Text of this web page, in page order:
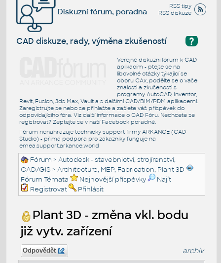
RSS tipy
RSS diskuze
Diskuzní fórum, poradna
?
CAD diskuze, rady, výměna zkušeností
Veřejné diskuzní fórum k CAD
aplikacím - ptejte se na
libovolné otázky týkající se
oboru CAx, podělte se o vaše
znalosti a zkušenosti s
programy AutoCAD, Inventor,
Revit, Fusion, 3ds Max, Vault a s dalšími CAD/BIM/PDM aplikacemi.
Zaregistrujte se nebo se přihlašte a zašlete váš příspěvek do
odpovídajícího fóra. Viz další informace o CAD Fóru. Nechcete se
registrovat? Zeptejte se v naší Facebook poradně.
Fórum nenahrazuje technický support firmy ARKANCE (CAD
Studio) - přímá podpora pro zákazníky funguje na
emea.support.arkance.world
Fórum >Autodesk - stavebnictví, strojírenství,
CAD/GIS >Architecture, MEP, Fabrication, Plant 3D
Fórum Témata
Nejnovější příspěvky
Najít
Registrovat
Přihlásit
Plant 3D - změna vkl. bodu
již vytv. zařízení
Odpovědět archiv